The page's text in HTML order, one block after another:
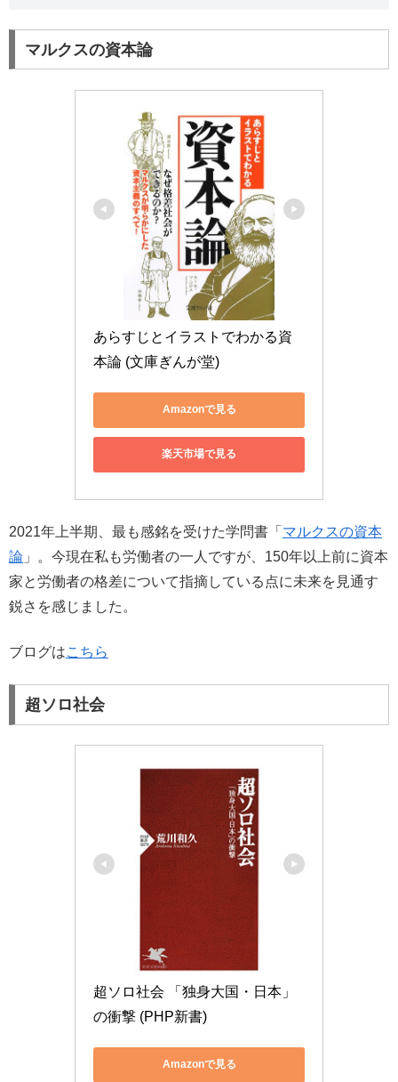
マルクスの資本論
あらすじとイラストでわかる資
本論 (文庫ぎんが堂)
Amazonで見る
楽天市場で見る
2021年上半期、最も感銘を受けた学問書「 マルクスの資本
論 」。今現在私も労働者の一人ですが、150年以上前に資本
家と労働者の格差について指摘している点に未来を見通す
鋭さを感じました。
ブログはこちら
超ソロ社会
超ソロ社会 「独身大国・日本」
の衝撃 (PHP新書)
Amazonで見る